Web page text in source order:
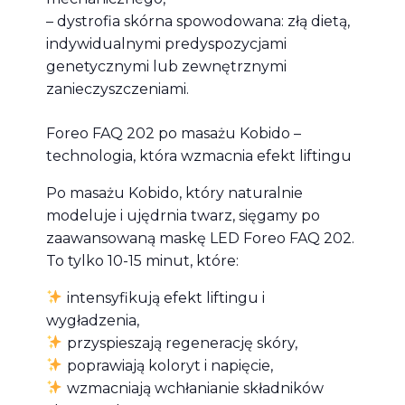
– dystrofia skórna spowodowana: złą dietą,
indywidualnymi predyspozycjami
genetycznymi lub zewnętrznymi
zanieczyszczeniami.
Foreo FAQ 202 po masażu Kobido –
technologia, która wzmacnia efekt liftingu
Po masażu Kobido, który naturalnie
modeluje i ujędrnia twarz, sięgamy po
zaawansowaną maskę LED Foreo FAQ 202.
To tylko 10-15 minut, które:
intensyfikują efekt liftingu i
wygładzenia,
przyspieszają regenerację skóry,
poprawiają koloryt i napięcie,
wzmacniają wchłanianie składników